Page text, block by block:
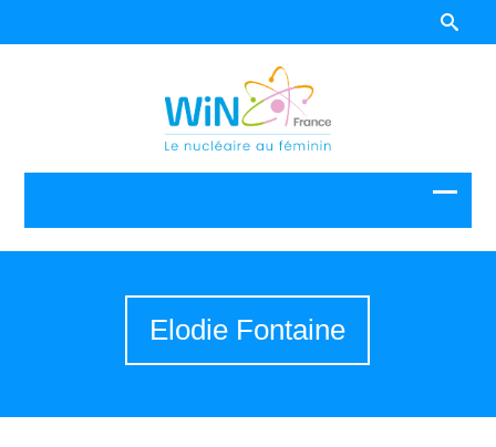
Elodie Fontaine